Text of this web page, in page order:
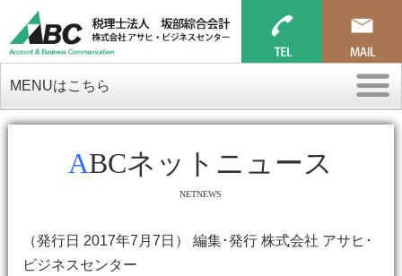
MENUはこちら
ABCネットニュース
NETNEWS
（発行日 2017年7月7日） 編集･発行 株式会社 アサヒ･
ビジネスセンター